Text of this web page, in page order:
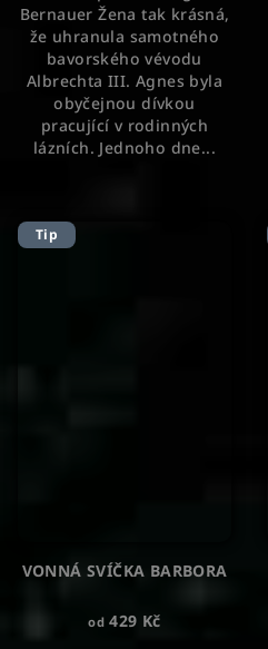
5
hvězdiček.
Bernauer Žena tak krásná,
že uhranula samotného
bavorského vévodu
Albrechta III. Agnes byla
obyčejnou dívkou
pracující v rodinných
lázních. Jednoho dne...
Tip
VONNÁ SVÍČKA BARBORA
od 429 Kč